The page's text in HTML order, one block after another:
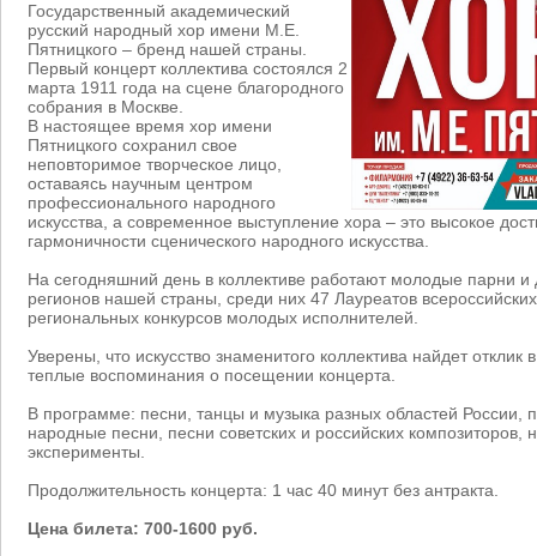
Государственный академический
русский народный хор имени М.Е.
Пятницкого – бренд нашей страны.
Первый концерт коллектива состоялся 2
марта 1911 года на сцене благородного
собрания в Москве.
В настоящее время хор имени
Пятницкого сохранил свое
неповторимое творческое лицо,
оставаясь научным центром
профессионального народного
искусства, а современное выступление хора – это высокое
гармоничности сценического народного искусства.
На сегодняшний день в коллективе работают молодые парни
регионов нашей страны, среди них 47 Лауреатов
региональных конкурсов молодых исполнителей.
Уверены, что искусство знаменитого коллектива найдет
теплые воспоминания о посещении концерта.
В программе: песни, танцы и музыка разных областей России,
народные песни, песни советских и российских композиторов,
эксперименты.
Продолжительность концерта: 1 час 40 минут без антракта.
Цена билета: 700-1600 руб.